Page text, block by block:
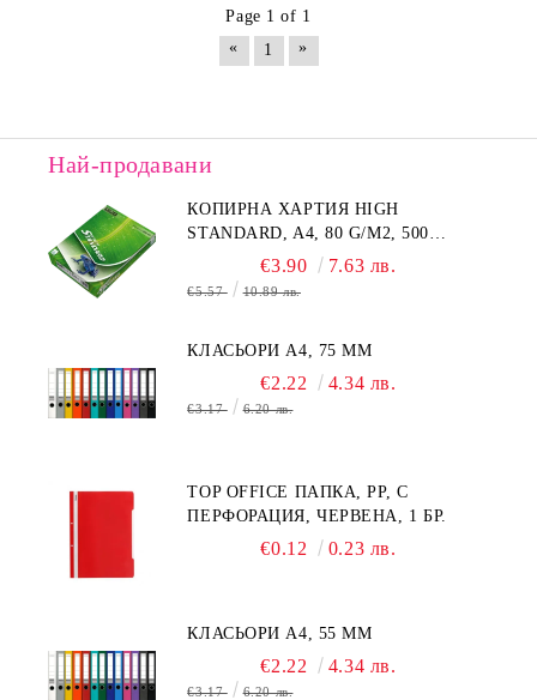
Page 1 of 1
«
1 »
Най-продавани
КОПИРНА ХАРТИЯ HIGH
STANDARD, A4, 80 G/M2, 500
€3.90 7.63 лв.
€5.57 10.89 лв.
КЛАСЬОРИ А4, 75 MM
€2.22 4.34 лв.
€3.17 6.20 лв.
TOP OFFICE ПАПКА, PP, С
ПЕРФОРАЦИЯ, ЧЕРВЕНА, 1 БР.
€0.12 0.23 лв.
КЛАСЬОРИ А4, 55 MM
€2.22 4.34 лв.
€3.17 6.20 лв.